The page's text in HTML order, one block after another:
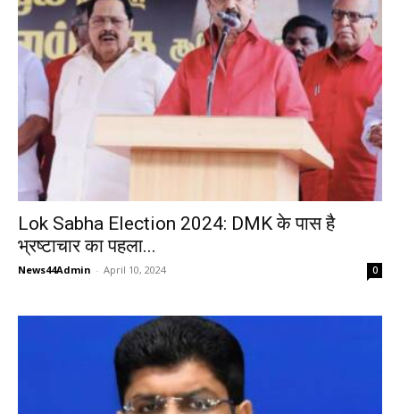
Lok Sabha Election 2024: DMK के पास है
भ्रष्टाचार का पहला...
News44Admin - April 10, 2024 0